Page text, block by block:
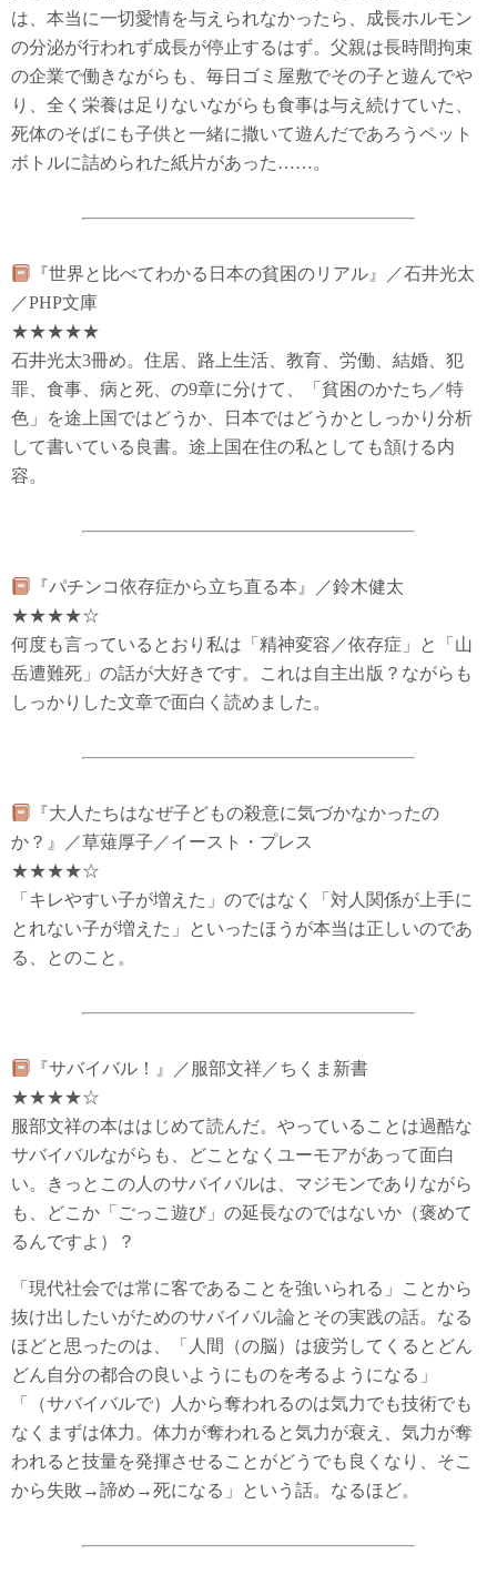
は、本当に一切愛情を与えられなかったら、成長ホルモン
の分泌が行われず成長が停止するはず。父親は長時間拘束
の企業で働きながらも、毎日ゴミ屋敷でその子と遊んでや
り、全く栄養は足りないながらも食事は与え続けていた、
死体のそばにも子供と一緒に撒いて遊んだであろうペット
ボトルに詰められた紙片があった……。
『世界と比べてわかる日本の貧困のリアル』／石井光太
／PHP文庫
★★★★★
石井光太3冊め。住居、路上生活、教育、労働、結婚、犯
罪、食事、病と死、の9章に分けて、「貧困のかたち／特
色」を途上国ではどうか、日本ではどうかとしっかり分析
して書いている良書。途上国在住の私としても頷ける内
容。
『パチンコ依存症から立ち直る本』／鈴木健太
★★★★☆
何度も言っているとおり私は「精神変容／依存症」と「山
岳遭難死」の話が大好きです。これは自主出版？ながらも
しっかりした文章で面白く読めました。
『大人たちはなぜ子どもの殺意に気づかなかったの
か？』／草薙厚子／イースト・プレス
★★★★☆
「キレやすい子が増えた」のではなく「対人関係が上手に
とれない子が増えた」といったほうが本当は正しいのであ
る、とのこと。
『サバイバル！』／服部文祥／ちくま新書
★★★★☆
服部文祥の本ははじめて読んだ。やっていることは過酷な
サバイバルながらも、どことなくユーモアがあって面白
い。きっとこの人のサバイバルは、マジモンでありながら
も、どこか「ごっこ遊び」の延長なのではないか（褒めて
るんですよ）？
「現代社会では常に客であることを強いられる」ことから
抜け出したいがためのサバイバル論とその実践の話。なる
ほどと思ったのは、「人間（の脳）は疲労してくるとどん
どん自分の都合の良いようにものを考るようになる」
「（サバイバルで）人から奪われるのは気力でも技術でも
なくまずは体力。体力が奪われると気力が衰え、気力が奪
われると技量を発揮させることがどうでも良くなり、そこ
から失敗→諦め→死になる」という話。なるほど。